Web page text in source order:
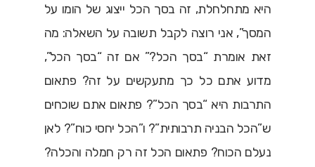
היא מתחלחלת, זה בסך הכל ייצוג של הומו על
המסך”, אני רוצה לקבל תשובה על השאלה: מה
זאת אומרת “בסך הכל?” אם זה “בסך הכל”,
מדוע אתם כל כך מתעקשים על זה? פתאום
התרבות היא “בסך הכל”? פתאום אתם שוכחים
ש”הכל הבניה תרבותית”? ו”הכל יחסי כוח”? לאן
נעלם הכוח? פתאום הכל זה רק חמלה והכלה?